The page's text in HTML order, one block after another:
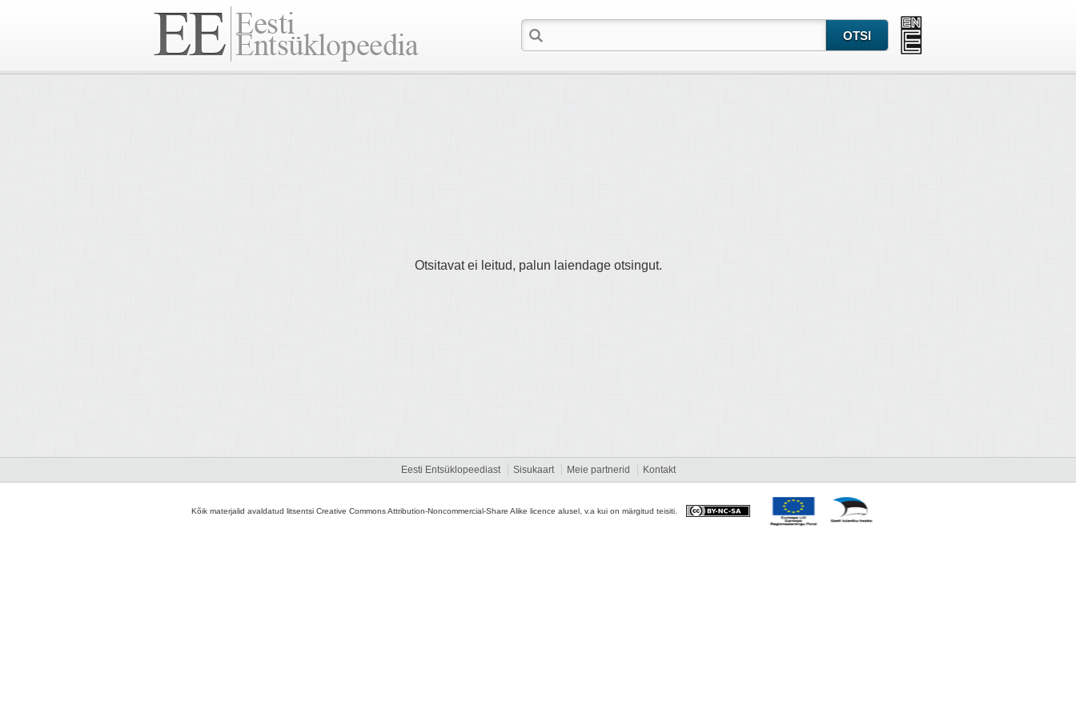
Otsitavat ei leitud, palun laiendage otsingut.
Eesti Entsüklopeediast Sisukaart Meie partnerid Kontakt
Kõik materjalid avaldatud litsentsi Creative Commons Attribution-Noncommercial-Share Alike licence alusel, v.a kui on märgitud teisiti.